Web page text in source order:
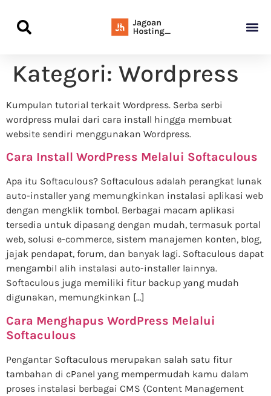
Kategori: Wordpress
Kumpulan tutorial terkait Wordpress. Serba serbi
wordpress mulai dari cara install hingga membuat
website sendiri menggunakan Wordpress.
Cara Install WordPress Melalui Softaculous
Apa itu Softaculous? Softaculous adalah perangkat lunak
auto-installer yang memungkinkan instalasi aplikasi web
dengan mengklik tombol. Berbagai macam aplikasi
tersedia untuk dipasang dengan mudah, termasuk portal
web, solusi e-commerce, sistem manajemen konten, blog,
jajak pendapat, forum, dan banyak lagi. Softaculous dapat
mengambil alih instalasi auto-installer lainnya.
Softaculous juga memiliki fitur backup yang mudah
digunakan, memungkinkan […]
Cara Menghapus WordPress Melalui
Softaculous
Pengantar Softaculous merupakan salah satu fitur
tambahan di cPanel yang mempermudah kamu dalam
proses instalasi berbagai CMS (Content Management